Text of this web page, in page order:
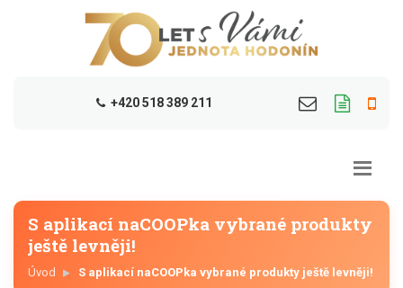
+420 518 389 211
S aplikací naCOOPka vybrané produkty
ještě levněji!
Úvod S aplikací naCOOPka vybrané produkty ještě levněji!